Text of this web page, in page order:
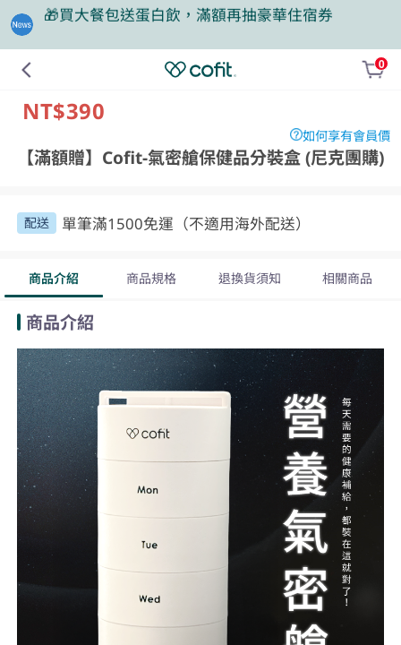
❤️老爸我來守護，專區商品任2件88折
0
NT$390
如何享有會員價
【滿額贈】Cofit-氣密艙保健品分裝盒 (尼克團購)
配送 單筆滿1500免運（不適用海外配送）
商品介紹 商品規格 退換貨須知 相關商品
商品介紹